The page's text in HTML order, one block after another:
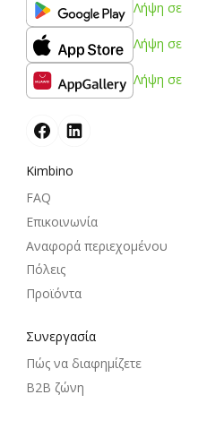
Λήψη σε
Λήψη σε
Λήψη σε
Kimbino
FAQ
Επικοινωνία
Αναφορά περιεχομένου
Πόλεις
Προϊόντα
Συνεργασία
Πώς να διαφημίζετε
B2B ζώνη